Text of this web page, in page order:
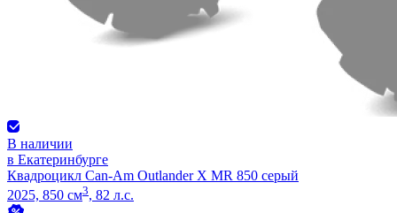
В наличии
в Екатеринбурге
Квадроцикл Can-Am Outlander X MR 850 серый
2025, 850 см3, 82 л.с.